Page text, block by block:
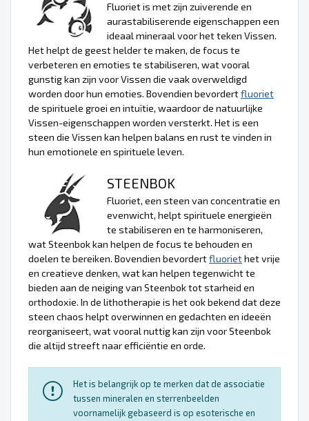
Fluoriet is met zijn zuiverende en
aurastabiliserende eigenschappen een
ideaal mineraal voor het teken Vissen.
Het helpt de geest helder te maken, de focus te
verbeteren en emoties te stabiliseren, wat vooral
gunstig kan zijn voor Vissen die vaak overweldigd
worden door hun emoties. Bovendien bevordertfluoriet
de spirituele groei en intuïtie, waardoor de natuurlijke
Vissen-eigenschappen worden versterkt. Het is een
steen die Vissen kan helpen balans en rust te vinden in
hun emotionele en spirituele leven.
STEENBOK
Fluoriet, een steen van concentratie en
evenwicht, helpt spirituele energieën
te stabiliseren en te harmoniseren,
wat Steenbok kan helpen de focus te behouden en
doelen te bereiken. Bovendien bevordertfluoriethet vrije
en creatieve denken, wat kan helpen tegenwicht te
bieden aan de neiging van Steenbok tot starheid en
orthodoxie. In de lithotherapie is het ook bekend dat deze
steen chaos helpt overwinnen en gedachten en ideeën
reorganiseert, wat vooral nuttig kan zijn voor Steenbok
die altijd streeft naar efficiëntie en orde.
Het is belangrijk op te merken dat de associatie
tussen mineralen en sterrenbeelden
voornamelijk gebaseerd is op esoterische en